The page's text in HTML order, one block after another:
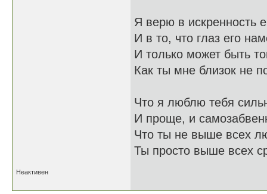
Я верю в искренность
И в то, что глаз его
И только может быть
Как ты мне близок не
Что я люблю тебя
И проще, и
Что ты не выше всех
Ты просто выше всех
Неактивен